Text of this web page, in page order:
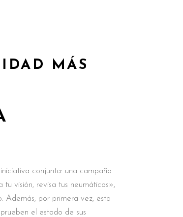
MÁS
conjunta: una campaña
visión, revisa tus neumáticos»,
Además, por primera vez, esta
el estado de sus